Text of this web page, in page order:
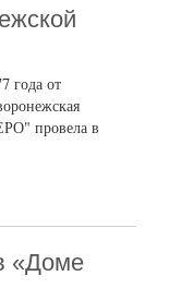
года от
провела в
«Доме